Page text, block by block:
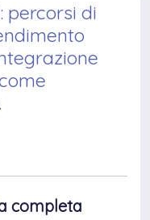
percorsi di
completa